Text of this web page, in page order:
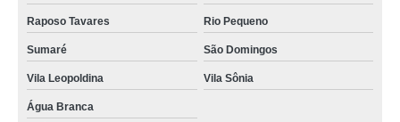
Raposo Tavares Rio Pequeno
Sumaré São Domingos
Vila Leopoldina Vila Sônia
Água Branca